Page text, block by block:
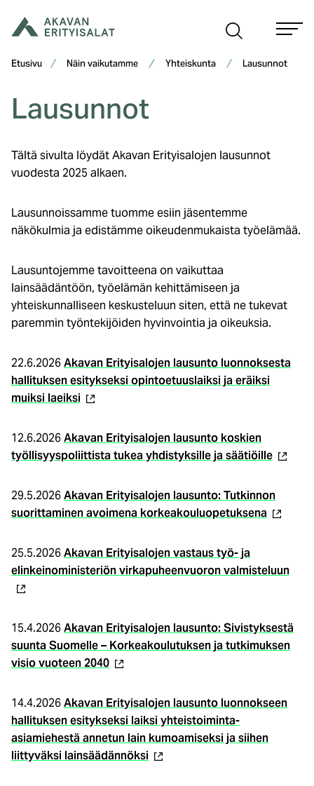
sisältöön
Etusivu Näin vaikutamme Yhteiskunta Lausunnot
Lausunnot
Tältä sivulta löydät Akavan Erityisalojen lausunnot
vuodesta 2025 alkaen.
Lausunnoissamme tuomme esiin jäsentemme
näkökulmia ja edistämme oikeudenmukaista työelämää.
Lausuntojemme tavoitteena on vaikuttaa
lainsäädäntöön, työelämän kehittämiseen ja
yhteiskunnalliseen keskusteluun siten, että ne tukevat
paremmin työntekijöiden hyvinvointia ja oikeuksia.
22.6.2026Akavan Erityisalojen lausunto luonnoksesta
hallituksen esitykseksi opintoetuuslaiksi ja eräiksi
muiksi laeiksi (ulkoinen
12.6.2026Akavan Erityisalojen lausunto koskien
työllisyyspoliittista tukea yhdistyksille ja säätiöille
29.5.2026Akavan Erityisalojen lausunto: Tutkinnon
suorittaminen avoimena korkeakouluopetuksena (ulkoinen
25.5.2026Akavan Erityisalojen vastaus työ- ja
elinkeinoministeriön virkapuheenvuoron valmisteluun
15.4.2026Akavan Erityisalojen lausunto: Sivistyksestä
suunta Suomelle – Korkeakoulutuksen ja tutkimuksen
visio vuoteen 2040(ulkoinen
14.4.2026Akavan Erityisalojen lausunto luonnokseen
hallituksen esitykseksi laiksi yhteistoiminta-
asiamiehestä annetun lain kumoamiseksi ja siihen
liittyväksi lainsäädännöksi (ulkoinen